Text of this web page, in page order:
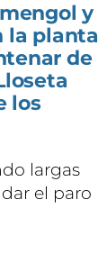
y
la planta
de
los
largas
el paro